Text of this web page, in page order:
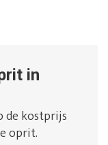
in
de kostprijs
oprit.